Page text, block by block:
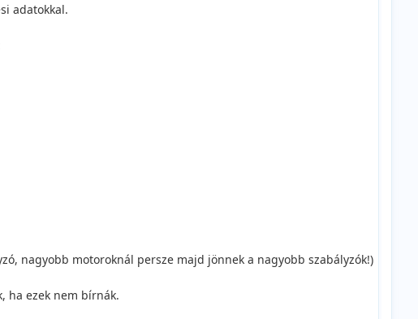
adatokkal.
nagyobb motoroknál persze majd jönnek a nagyobb szabályzók!)
ha ezek nem bírnák.